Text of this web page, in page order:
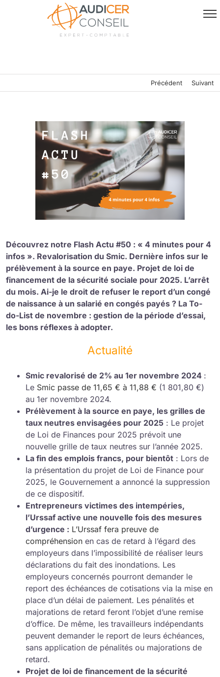
Précédent Suivant
Découvrez notre Flash Actu #50 : « 4 minutes pour 4
infos ». Revalorisation du Smic. Dernière infos sur le
prélèvement à la source en paye. Projet de loi de
financement de la sécurité sociale pour 2025. L’arrêt
du mois. Ai-je le droit de refuser le report d’un congé
de naissance à un salarié en congés payés ? La To-
do-List de novembre : gestion de la période d’essai,
les bons réflexes à adopter.
Actualité
Smic revalorisé de 2% au 1er novembre 2024 :
Le Smic passe de 11,65 € à 11,88 € (1 801,80 €)
au 1er novembre 2024.
Prélèvement à la source en paye, les grilles de
taux neutres envisagées pour 2025: Le projet
de Loi de Finances pour 2025 prévoit une
nouvelle grille de taux neutres sur l’année 2025.
La fin des emplois francs, pour bientôt: Lors de
la présentation du projet de Loi de Finance pour
2025, le Gouvernement a annoncé la suppression
de ce dispositif.
Entrepreneurs victimes des intempéries,
l’Urssaf active une nouvelle fois des mesures
d’urgence : L’Urssaf fera preuve de
compréhensionen cas de retard à l’égard des
employeurs dans l’impossibilité de réaliser leurs
déclarations du fait des inondations. Les
employeurs concernés pourront demander le
report des échéances de cotisations via la mise en
place d’un délai de paiement. Les pénalités et
majorations de retard feront l’objet d’une remise
d’office. De même, les travailleurs indépendants
peuvent demander le report de leurs échéances,
sans application de pénalités ou majorations de
retard.
Projet de loi de financement de la sécurité